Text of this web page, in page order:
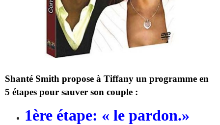
Shanté Smith propose à Tiffany un programme en
5 étapes pour sauver son couple :
1ère étape: « le pardon.»